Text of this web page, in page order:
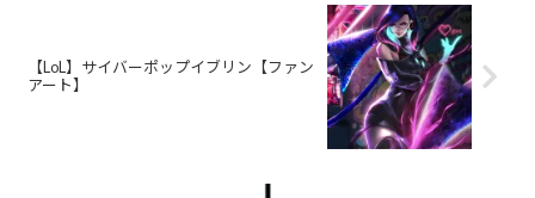
【LoL】サイバーポップイブリン【ファン
アート】